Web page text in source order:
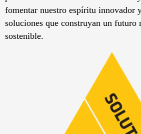
fomentar nuestro espíritu innovador
soluciones que construyan un futuro
sostenible.